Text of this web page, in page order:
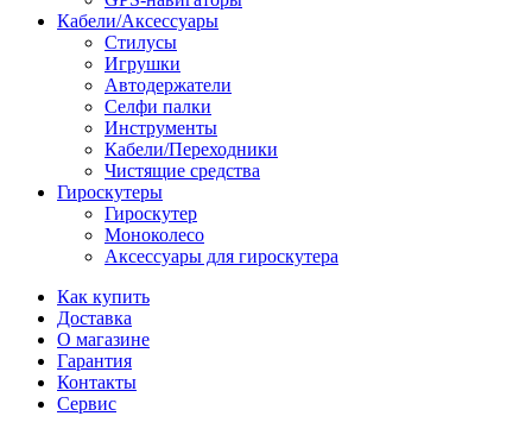
Кабели/Аксессуары
Стилусы
Игрушки
Автодержатели
Селфи палки
Инструменты
Кабели/Переходники
Чистящие средства
Гироскутеры
Гироскутер
Моноколесо
Аксессуары для гироскутера
Как купить
Доставка
О магазине
Гарантия
Контакты
Сервис